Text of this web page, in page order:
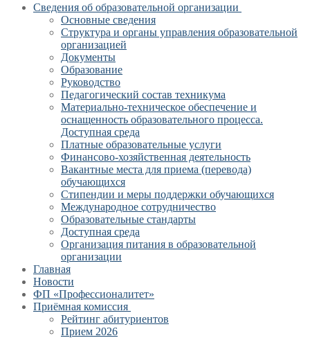
Сведения об образовательной организации
Основные сведения
Структура и органы управления образовательной
организацией
Документы
Образование
Руководство
Педагогический состав техникума
Материально-техническое обеспечение и
оснащенность образовательного процесса.
Доступная среда
Платные образовательные услуги
Финансово-хозяйственная деятельность
Вакантные места для приема (перевода)
обучающихся
Стипендии и меры поддержки обучающихся
Международное сотрудничество
Образовательные стандарты
Доступная среда
Организация питания в образовательной
организации
Главная
Новости
ФП «Профессионалитет»
Приёмная комиссия
Рейтинг абитуриентов
Прием 2026